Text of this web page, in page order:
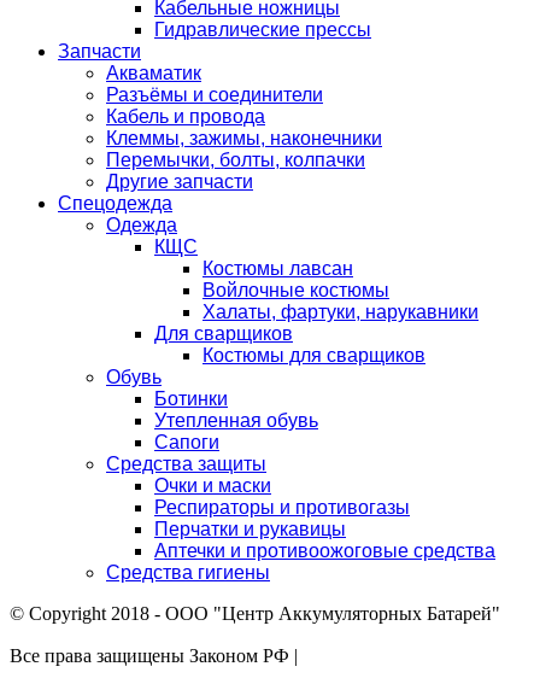
Кабельные ножницы
Гидравлические прессы
Запчасти
Акваматик
Разъёмы и соединители
Кабель и провода
Клеммы, зажимы, наконечники
Перемычки, болты, колпачки
Другие запчасти
Спецодежда
Одежда
КЩС
Костюмы лавсан
Войлочные костюмы
Халаты, фартуки, нарукавники
Для сварщиков
Костюмы для сварщиков
Обувь
Ботинки
Утепленная обувь
Сапоги
Средства защиты
Очки и маски
Респираторы и противогазы
Перчатки и рукавицы
Аптечки и противоожоговые средства
Средства гигиены
© Copyright 2018 - ООО "Центр Аккумуляторных Батарей"
Все права защищены Законом РФ |